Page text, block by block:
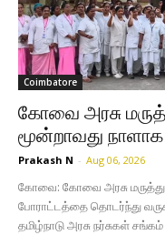
Coimbatore
கோவை அரசு
மூன்றாவது
Prakash N - Aug 06, 2026
கோவை: கோவை அரசு
போராட்டத்தை தொடர்ந்து
தமிழ்நாடு அரசு நர்சுகள்